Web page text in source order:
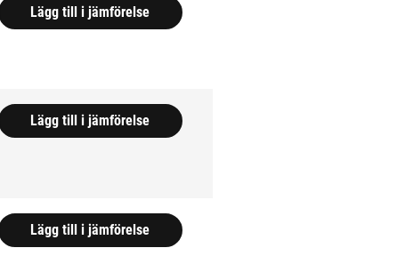
Lägg till i jämförelse
Lägg till i jämförelse
Lägg till i jämförelse